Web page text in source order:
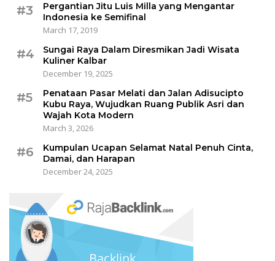
#3
Pergantian Jitu Luis Milla yang Mengantar
Indonesia ke Semifinal
March 17, 2019
#4
Sungai Raya Dalam Diresmikan Jadi Wisata
Kuliner Kalbar
December 19, 2025
#5
Penataan Pasar Melati dan Jalan Adisucipto
Kubu Raya, Wujudkan Ruang Publik Asri dan
Wajah Kota Modern
March 3, 2026
#6
Kumpulan Ucapan Selamat Natal Penuh Cinta,
Damai, dan Harapan
December 24, 2025